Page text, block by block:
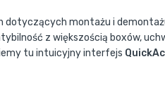
dotyczących montażu i
z większością boxów,
tu intuicyjny interfejs